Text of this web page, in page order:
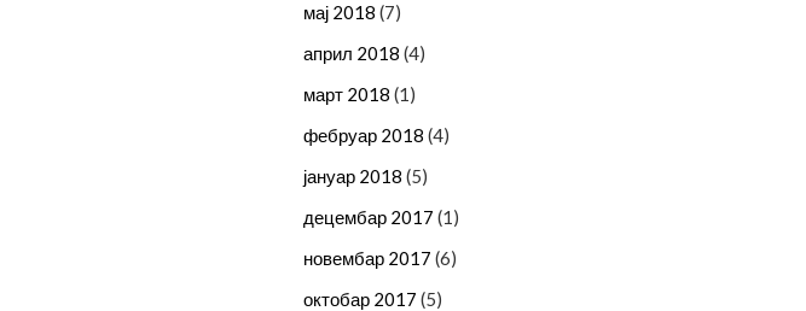
мај 2018 (7)
април 2018 (4)
март 2018 (1)
фебруар 2018 (4)
јануар 2018 (5)
децембар 2017 (1)
новембар 2017 (6)
октобар 2017 (5)